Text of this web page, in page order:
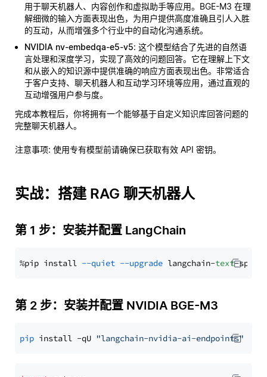
用于聊天机器人、内容创作和虚拟助手等应用。BGE-M3 在理
解细微的输入方面表现出色，为用户提供高度准确且引人入胜
的互动，从而增强多个行业中的自动化沟通系统。
NVIDIA nv-embedqa-e5-v5: 这个模型结合了先进的自然语
言处理和深度学习，实现了高效的问题回答。它在理解上下文
和从嵌入的知识源中提供准确的响应方面表现出色。非常适合
于客户支持、聊天机器人和互动学习环境等应用，通过直观的
互动增强用户参与度。
完成本教程后，你将拥有一个能够基于自定义知识库回答问题的
完整聊天机器人。
注意事项: 使用专有模型前请确保已获取有效 API 密钥。
实战：搭建 RAG 聊天机器人
第 1 步：安装并配置 LangChain
%pip install --quiet --upgrade langchain-text
第 2 步：安装并配置 NVIDIA BGE-M3
pip install -qU "langchain-nvidia-ai-endpoints"